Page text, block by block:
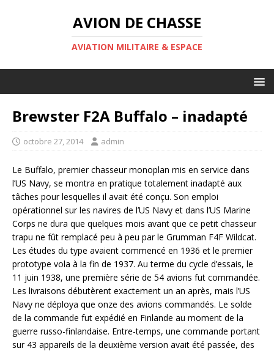
AVION DE CHASSE
AVIATION MILITAIRE & ESPACE
Brewster F2A Buffalo – inadapté
octobre 27, 2014 admin
Le Buffalo, premier chasseur monoplan mis en service dans
l’US Navy, se montra en pratique totalement inadapté aux
tâches pour lesquelles il avait été conçu. Son emploi
opérationnel sur les navires de l’US Navy et dans l’US Marine
Corps ne dura que quelques mois avant que ce petit chasseur
trapu ne fût remplacé peu à peu par le Grumman F4F Wildcat.
Les études du type avaient commencé en 1936 et le premier
prototype vola à la fin de 1937. Au terme du cycle d’essais, le
11 juin 1938, une première série de 54 avions fut commandée.
Les livraisons débutèrent exactement un an après, mais l’US
Navy ne déploya que onze des avions commandés. Le solde
de la commande fut expédié en Finlande au moment de la
guerre russo-finlandaise. Entre-temps, une commande portant
sur 43 appareils de la deuxième version avait été passée, des